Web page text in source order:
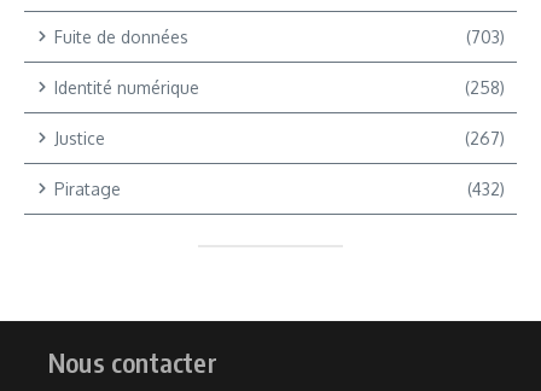
Fuite de données (703)
Identité numérique (258)
Justice (267)
Piratage (432)
Nous contacter